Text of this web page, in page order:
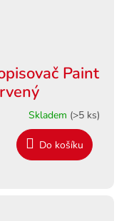
Paint
Skladem (>5 ks)
Do košíku